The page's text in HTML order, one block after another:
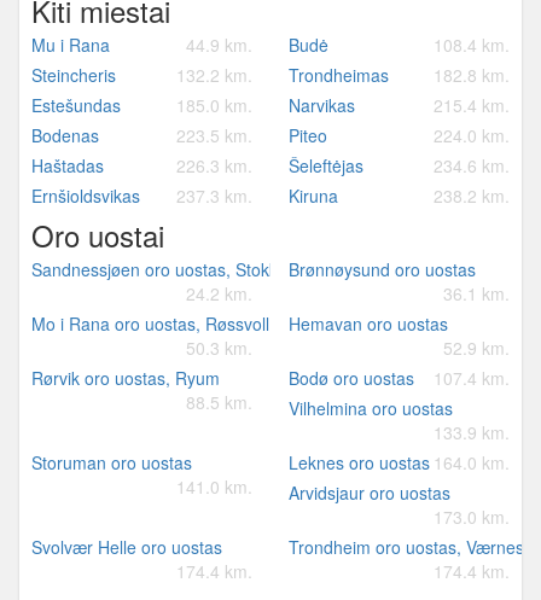
Kiti miestai
Mu i Rana 44.9 km. Budė
108.4 km.
Steincheris
132.2 km. Trondheimas
182.8 km.
Estešundas
185.0 km. Narvikas
215.4 km.
Bodenas
223.5 km. Piteo
224.0 km.
Haštadas
226.3 km. Šeleftėjas
234.6 km.
Ernšioldsvikas
237.3 km. Kiruna 238.2 km.
Oro uostai
Sandnessjøen oro uostas, Stokka
24.2 km.
Brønnøysund oro uostas
36.1 km.
Mo i Rana oro uostas, Røssvoll
50.3 km.
Hemavan oro uostas
52.9 km.
Rørvik oro uostas, Ryum
88.5 km.
Bodø oro uostas
107.4 km.
Vilhelmina oro uostas
133.9 km.
Storuman oro uostas
141.0 km.
Leknes oro uostas 164.0 km.
Arvidsjaur oro uostas
173.0 km.
Svolvær Helle oro uostas
174.4 km.
Trondheim oro uostas, Værnes
174.4 km.